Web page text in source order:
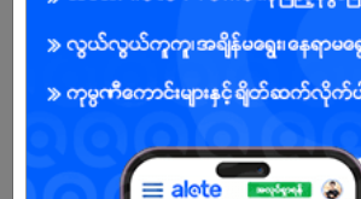
အခွင့်အရေးရှိသူ : ကျား/မ